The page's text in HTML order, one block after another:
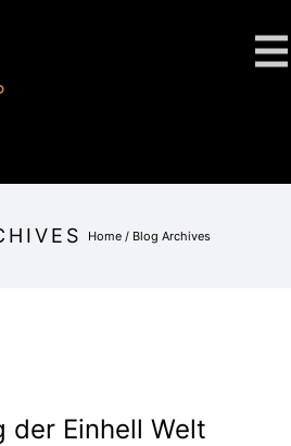
Home / Blog Archives
der Einhell Welt